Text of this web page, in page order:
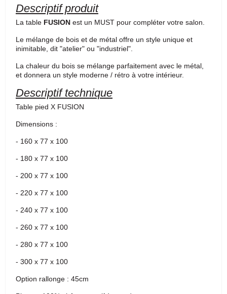
Descriptif produit
La table FUSION est un MUST pour compléter votre salon.
Le mélange de bois et de métal offre un style unique et
inimitable, dit "atelier" ou "industriel".
La chaleur du bois se mélange parfaitement avec le métal,
et donnera un style moderne / rétro à votre intérieur.
Descriptif technique
Table pied X FUSION
Dimensions :
- 160 x 77 x 100
- 180 x 77 x 100
- 200 x 77 x 100
- 220 x 77 x 100
- 240 x 77 x 100
- 260 x 77 x 100
- 280 x 77 x 100
- 300 x 77 x 100
Option rallonge : 45cm